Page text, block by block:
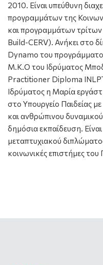
2010. Είναι υπεύθυνη
προγραμμάτων της
και προγραμμάτων
Build-CERV). Ανήκει στο
Dynamo του
Μ.Κ.Ο του Ιδρύματος
Practitioner Diploma
Ιδρύματος η Μαρία
στο Υπουργείο Παιδείας
και ανθρώπινου
δημόσια εκπαίδευση.
μεταπτυχιακού
κοινωνικές επιστήμες